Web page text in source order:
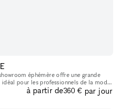
éphémère offre une grande
pour les professionnels de la mode
l'endroit parfait pour
à partir de360 € par jour